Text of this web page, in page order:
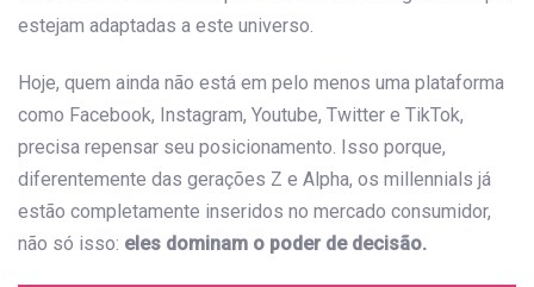
estejam adaptadas a este universo.
Hoje, quem ainda não está em pelo menos uma plataforma
como Facebook, Instagram, Youtube, Twitter e TikTok,
precisa repensar seu posicionamento. Isso porque,
diferentemente das gerações Z e Alpha, os millennials já
estão completamente inseridos no mercado consumidor,
não só isso: eles dominam o poder de decisão.